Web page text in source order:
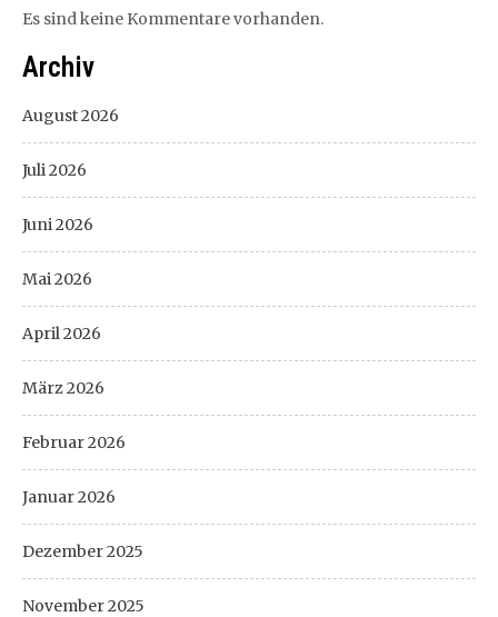
Es sind keine Kommentare vorhanden.
Archiv
August 2026
Juli 2026
Juni 2026
Mai 2026
April 2026
März 2026
Februar 2026
Januar 2026
Dezember 2025
November 2025